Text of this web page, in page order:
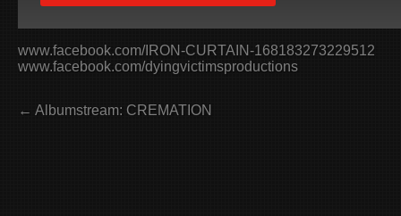
www.facebook.com/IRON-CURTAIN-168183273229512
www.facebook.com/dyingvictimsproductions
← Albumstream: CREMATION